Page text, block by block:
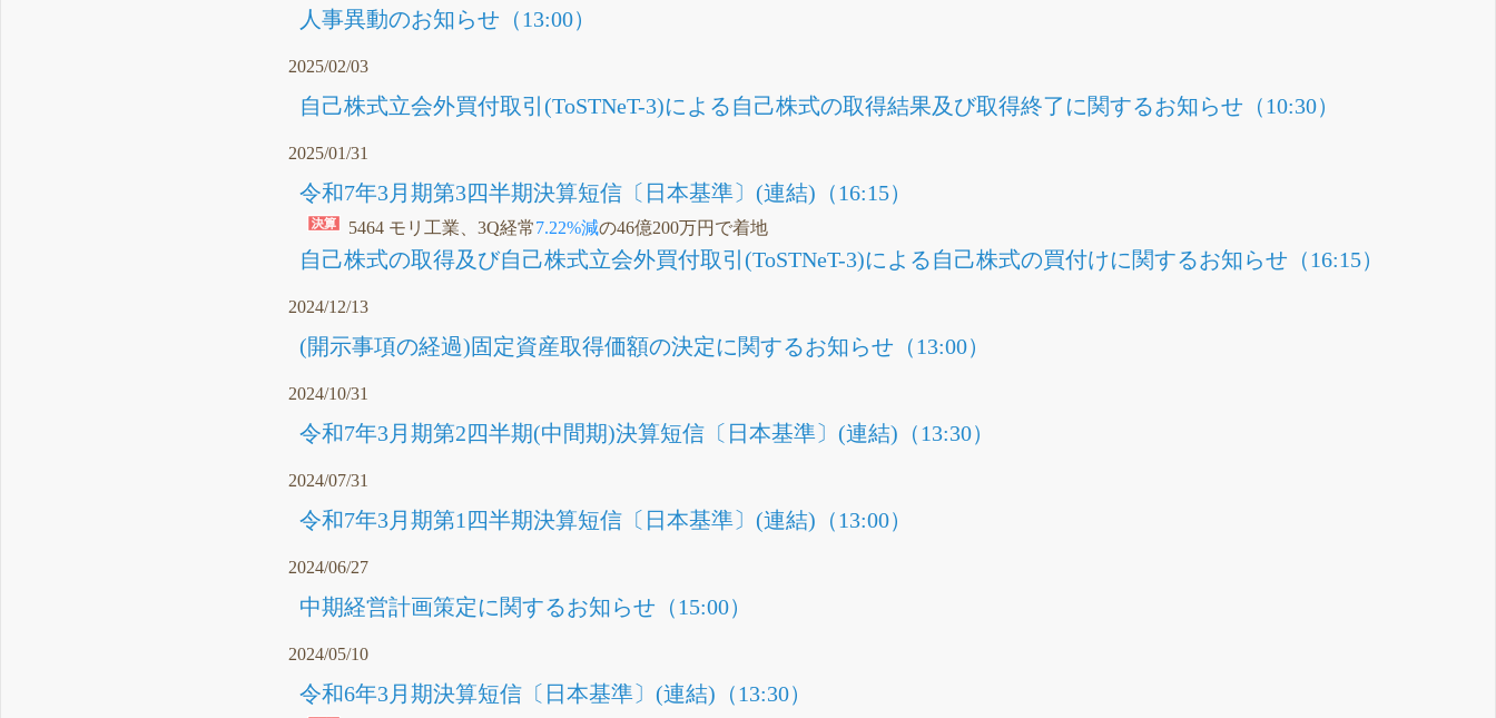
人事異動のお知らせ（13:00）
2025/02/03
自己株式立会外買付取引(ToSTNeT-3)による自己株式の取得結果及び取得終了に関するお知らせ（10:30）
2025/01/31
令和7年3月期第3四半期決算短信〔日本基準〕(連結)（16:15）
5464 モリ工業、3Q経常7.22%減の46億200万円で着地
自己株式の取得及び自己株式立会外買付取引(ToSTNeT-3)による自己株式の買付けに関するお知らせ（16:15）
2024/12/13
(開示事項の経過)固定資産取得価額の決定に関するお知らせ（13:00）
2024/10/31
令和7年3月期第2四半期(中間期)決算短信〔日本基準〕(連結)（13:30）
2024/07/31
令和7年3月期第1四半期決算短信〔日本基準〕(連結)（13:00）
2024/06/27
中期経営計画策定に関するお知らせ（15:00）
2024/05/10
令和6年3月期決算短信〔日本基準〕(連結)（13:30）